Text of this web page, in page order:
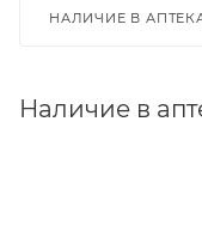
НАЛИЧИЕ В
Наличие в